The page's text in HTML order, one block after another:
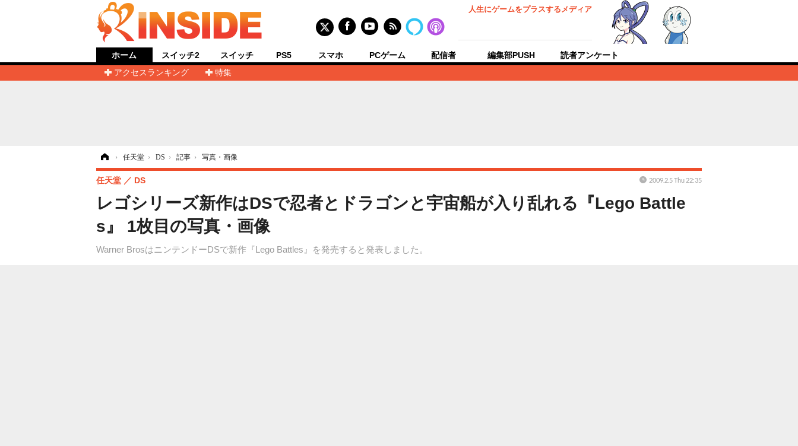
人生にゲームをプラスするメディア
ホーム
アクセスランキング
特集
スイッチ2 スイッチ PS5 スマホ PCゲーム 配信者 編集部PUSH 読者アンケート
› 任天堂 › DS › 記事 › 写真・画像
レゴシリーズ新作はDSで忍者とドラゴンと宇宙船が入り乱れる『Lego Battle
s』 1枚目の写真・画像
Warner BrosはニンテンドーDSで新作『Lego Battles』を発売すると発表しました。
任天堂 DS 2009.2.5 Thu 22:35